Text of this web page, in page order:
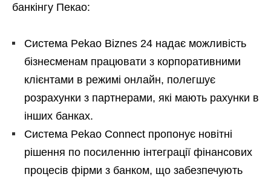
банкінгу Пекао:
Система Pekao Biznes 24 надає можливість
бізнесменам працювати з корпоративними
клієнтами в режимі онлайн, полегшує
розрахунки з партнерами, які мають рахунки в
інших банках.
Система Pekao Connect пропонує новітні
рішення по посиленню інтеграції фінансових
процесів фірми з банком, що забезпечують